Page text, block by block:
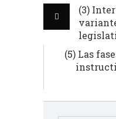
(3)
(5) Las